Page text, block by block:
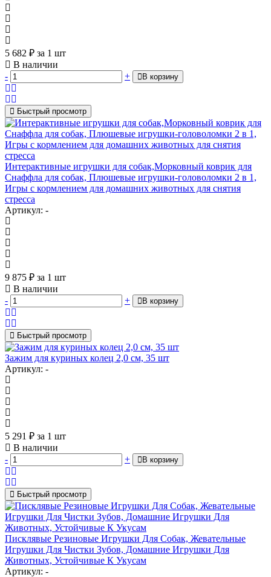
5 682 ₽ за 1 шт
В наличии
-
+ В корзину
Быстрый просмотр
Интерактивные игрушки для собак,Морковный коврик для
Снаффла для собак, Плюшевые игрушки-головоломки 2 в 1,
Игры с кормлением для домашних животных для снятия
стресса
Артикул: -
9 875 ₽ за 1 шт
В наличии
-
+ В корзину
Быстрый просмотр
Зажим для куриных колец 2,0 см, 35 шт
Артикул: -
5 291 ₽ за 1 шт
В наличии
-
+ В корзину
Быстрый просмотр
Писклявые Резиновые Игрушки Для Собак, Жевательные
Игрушки Для Чистки Зубов, Домашние Игрушки Для
Животных, Устойчивые К Укусам
Артикул: -